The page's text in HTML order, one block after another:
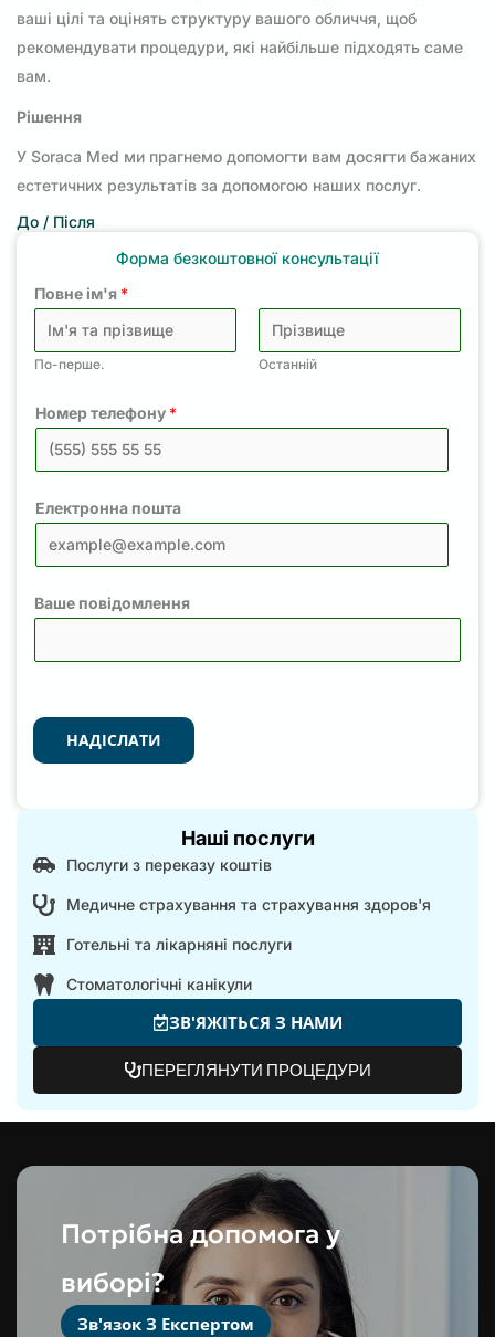
ваші цілі та оцінять структуру вашого обличчя, щоб
рекомендувати процедури, які найбільше підходять саме
вам.
Рішення
У Soraca Med ми прагнемо допомогти вам досягти бажаних
естетичних результатів за допомогою наших послуг.
До / Після
Форма безкоштовної консультації
Повне ім'я *
По-перше. Останній
Номер телефону *
Електронна пошта
Ваше повідомлення
НАДІСЛАТИ
Наші послуги
Послуги з переказу коштів
Медичне страхування та страхування здоров'я
Готельні та лікарняні послуги
Стоматологічні канікули
ЗВ'ЯЖІТЬСЯ З НАМИ
ПЕРЕГЛЯНУТИ ПРОЦЕДУРИ
Потрібна допомога у
виборі?
Зв'язок З Експертом